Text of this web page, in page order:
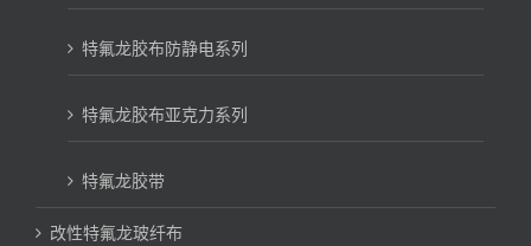
特氟龙胶布防静电系列
特氟龙胶布亚克力系列
特氟龙胶带
改性特氟龙玻纤布